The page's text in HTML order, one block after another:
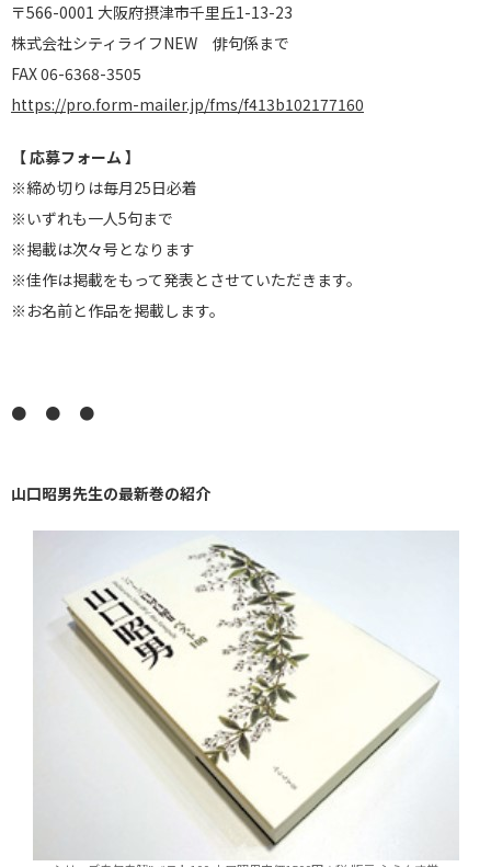
〒566-0001 大阪府摂津市千里丘1-13-23
株式会社シティライフNEW 俳句係まで
FAX 06-6368-3505
https://pro.form-mailer.jp/fms/f413b102177160
【 応募フォーム 】
※締め切りは毎月25日必着
※いずれも一人5句まで
※掲載は次々号となります
※佳作は掲載をもって発表とさせていただきます。
※お名前と作品を掲載します。
● ● ●
山口昭男先生の最新巻の紹介